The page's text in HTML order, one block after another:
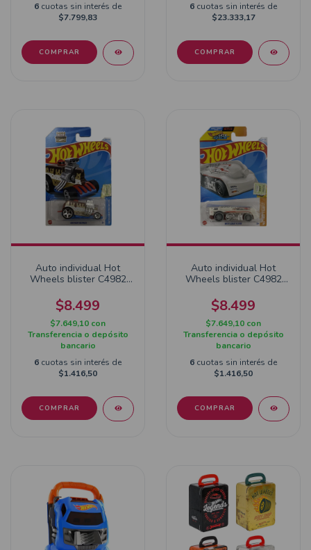
6 cuotas sin interés de
$7.799,83
6 cuotas sin interés de
$23.333,17
Auto individual Hot
Wheels blister C4982
BURNER
$8.499
$7.649,10 con
Transferencia o depósito
bancario
6 cuotas sin interés de
$1.416,50
Auto individual Hot
Wheels blister C4982
FLYER
$8.499
$7.649,10 con
Transferencia o depósito
bancario
6 cuotas sin interés de
$1.416,50